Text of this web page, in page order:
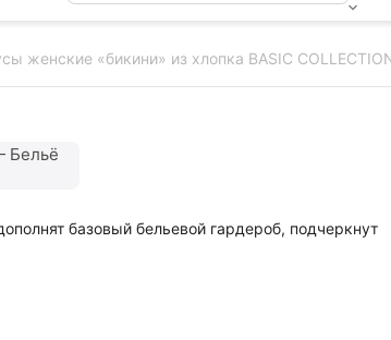
женские «бикини» из хлопка BASIC
Бельё
базовый бельевой гардероб, подчеркнут